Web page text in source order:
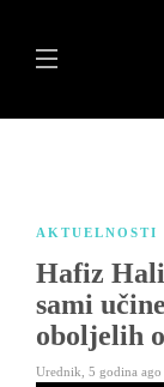
AKTUELNOSTI
Hafiz
sami
oboljelih
Urednik 5 godina ago